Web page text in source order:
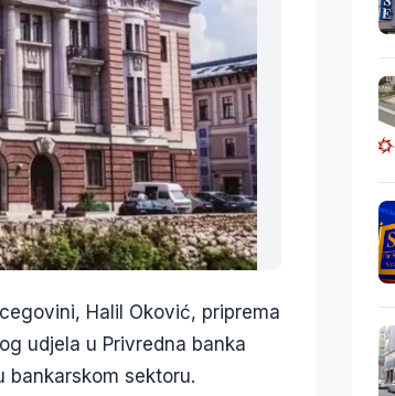
Halil Oković, priprema
udjela u Privredna banka
bankarskom sektoru.